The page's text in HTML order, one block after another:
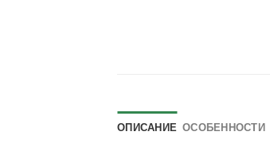
ОПИСАНИЕ ОСОБЕННОСТИ